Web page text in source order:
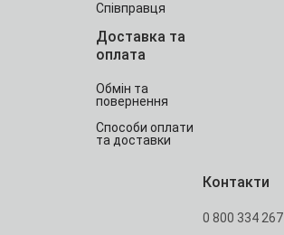
Співправця
Доставка та
оплата
Обмін та
повернення
Способи оплати
та доставки
Контакти
0 800 334 267